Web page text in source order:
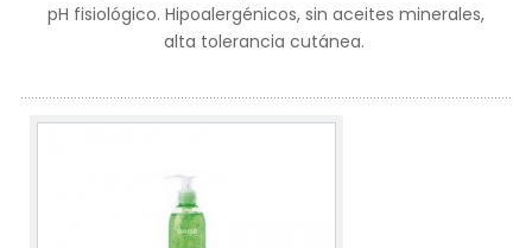
pH fisiológico. Hipoalergénicos, sin aceites minerales,
alta tolerancia cutánea.